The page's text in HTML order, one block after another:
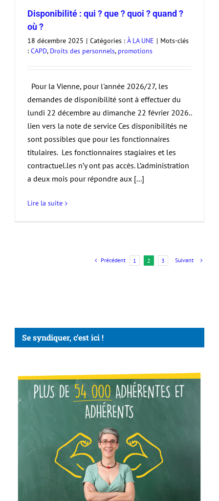
Disponibilité : qui ? que ? quoi ? quand ?
où ?
18 décembre 2025 | Catégories : À LA UNE | Mots-clés
: CAPD, Droits des personnels, promotions
Pour la Vienne, pour l'année 2026/27, les
demandes de disponibilité sont à effectuer du
lundi 22 décembre au dimanche 22 février 2026..
lien vers la note de service Ces disponibilités ne
sont possibles que pour les fonctionnaires
titulaires. Les fonctionnaires stagiaires et les
contractuel.les n’y ont pas accès. L’administration
a deux mois pour répondre aux [...]
Lire la suite
Précédent 1 2 3 Suivant
Se syndiquer, c’est ici !